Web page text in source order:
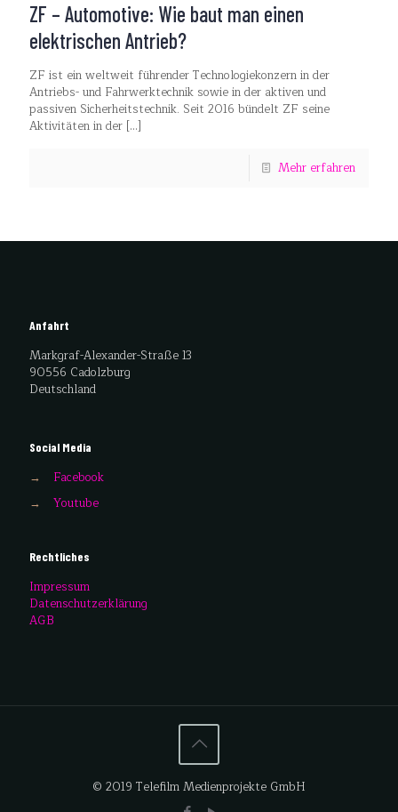
ZF – Automotive: Wie baut man einen
elektrischen Antrieb?
ZF ist ein weltweit führender Technologiekonzern in der
Antriebs- und Fahrwerktechnik sowie in der aktiven und
passiven Sicherheitstechnik. Seit 2016 bündelt ZF seine
Aktivitäten in der […]
Mehr erfahren
Anfahrt
Markgraf-Alexander-Straße 13
90556 Cadolzburg
Deutschland
Social Media
→
Facebook
→
Youtube
Rechtliches
Impressum
Datenschutzerklärung
AGB
© 2019 Telefilm Medienprojekte GmbH